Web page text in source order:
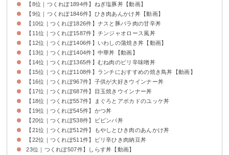
【8位｜つくれぽ1894件】ねぎ塩豚丼【動画】
【9位｜つくれぽ1846件】ひき肉あんかけ丼【動画】
【10位｜つくれぽ1826件】ナスと豚バラ肉の甘辛丼
【11位｜つくれぽ1587件】チンジャオロース風丼
【12位｜つくれぽ1406件】いわしの蒲焼き丼【動画】
【13位｜つくれぽ1404件】中華丼【動画】
【14位｜つくれぽ1365件】むね肉のピリ辛味噌丼
【15位｜つくれぽ1108件】ランチにおすすめの焼き鳥丼【動画】
【16位｜つくれぽ967件】子供が大好きウインナー丼
【17位｜つくれぽ687件】目玉焼きウインナー丼
【18位｜つくれぽ557件】まぐろとアボカドのユッケ丼
【19位｜つくれぽ545件】かつ丼
【20位｜つくれぽ538件】ビビンバ丼
【21位｜つくれぽ512件】もやしとひき肉のあんかけ丼
【22位｜つくれぽ511件】ピリ辛ひき肉納豆丼
23位｜つくれぽ507件】しらす丼【動画】